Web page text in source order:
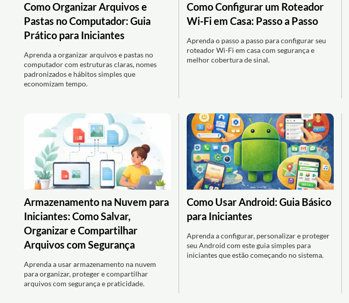
Como Organizar Arquivos e
Pastas no Computador: Guia
Prático para Iniciantes
Aprenda a organizar arquivos e pastas no
computador com estruturas claras, nomes
padronizados e hábitos simples que
economizam tempo.
Como Configurar um Roteador
Wi-Fi em Casa: Passo a Passo
Aprenda o passo a passo para configurar seu
roteador Wi-Fi em casa com segurança e
melhor cobertura de sinal.
Armazenamento na Nuvem para
Iniciantes: Como Salvar,
Organizar e Compartilhar
Arquivos com Segurança
Aprenda a usar armazenamento na nuvem
para organizar, proteger e compartilhar
arquivos com segurança e praticidade.
Como Usar Android: Guia Básico
para Iniciantes
Aprenda a configurar, personalizar e proteger
seu Android com este guia simples para
iniciantes que estão começando no sistema.